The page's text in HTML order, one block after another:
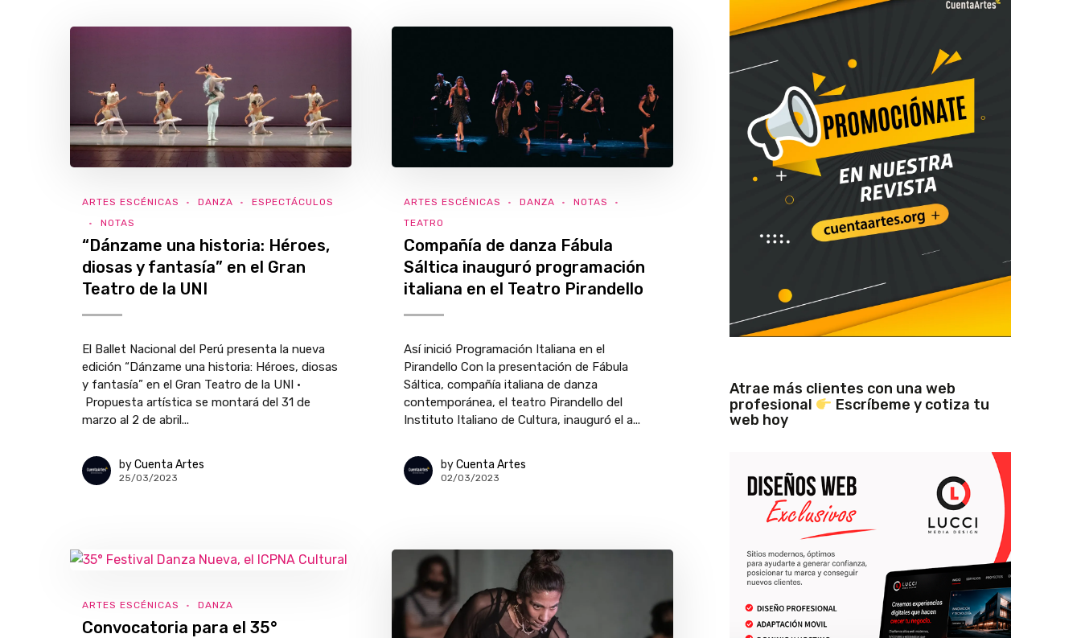
ARTES ESCÉNICAS DANZA
ESPECTÁCULOS
NOTAS
“Dánzame una historia: Héroes,
diosas y fantasía” en el Gran
Teatro de la UNI
El Ballet Nacional del Perú presenta la nueva
edición “Dánzame una historia: Héroes, diosas
y fantasía” en el Gran Teatro de la UNI •
Propuesta artística se montará del 31 de
marzo al 2 de abril...
byCuenta Artes
25/03/2023
ARTES ESCÉNICAS DANZA
NOTAS
TEATRO
Compañía de danza Fábula
Sáltica inauguró programación
italiana en el Teatro Pirandello
Así inició Programación Italiana en el
Pirandello Con la presentación de Fábula
Sáltica, compañía italiana de danza
contemporánea, el teatro Pirandello del
Instituto Italiano de Cultura, inauguró el a...
byCuenta Artes
02/03/2023
ARTES ESCÉNICAS DANZA
Convocatoria para el 35°
Atrae más clientes con una web
profesional
Escríbeme y cotiza tu
web hoy